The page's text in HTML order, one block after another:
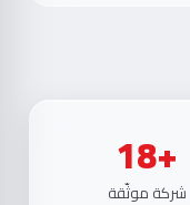
18+
شركة موثّقة